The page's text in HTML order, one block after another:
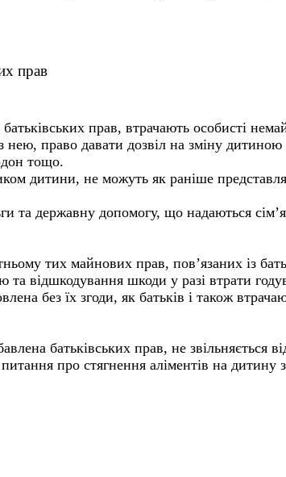
прав
прав, втрачають особисті
нею, право давати дозвіл на зміну
тощо.
дитини, не можуть як раніше
та державну допомогу, що надаються
тих майнових прав, пов’язаних із
відшкодування шкоди у разі втрати
без їх згоди, як батьків і також
батьківських прав, не
про стягнення аліментів на дитину